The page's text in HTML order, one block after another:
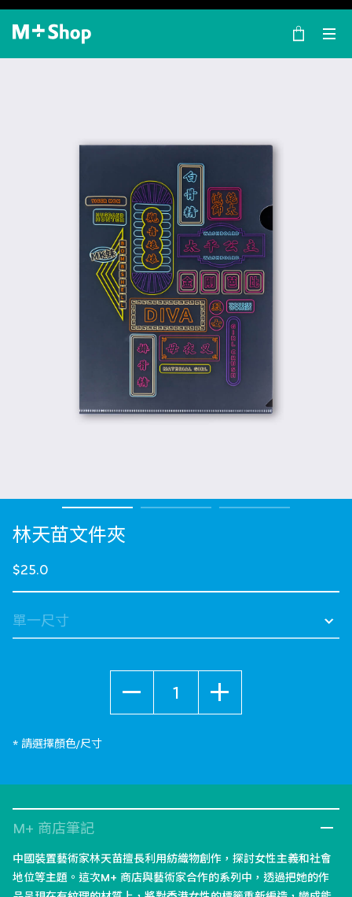
×
M+ Shop
林天苗文件夾
$25.0
* 請選擇顏色/尺寸
M+ 商店筆記
中國裝置藝術家林天苗擅長利用紡織物創作，探討女性主義和社會
地位等主題。這次M+ 商店與藝術家合作的系列中，透過把她的作